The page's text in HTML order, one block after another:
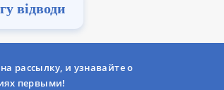
відводи
рассылку, и узнавайте о
первыми!